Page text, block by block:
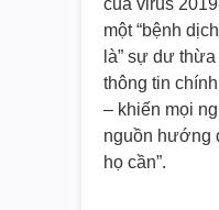
một “bệnh
là” sự dư
thông tin
– khiến mọi
nguồn hướng
họ cần”.